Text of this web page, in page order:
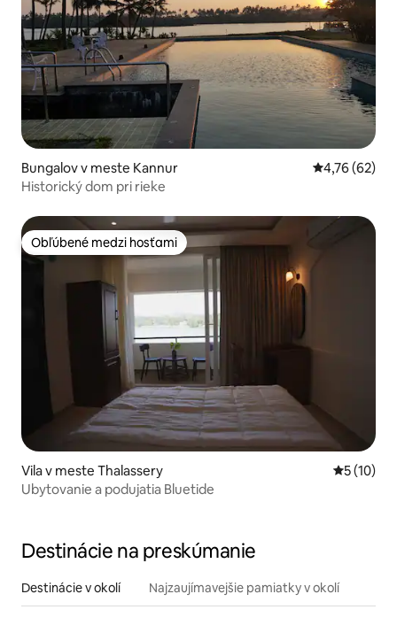
Bungalov v meste Kannur Priemerné
4,76 (62)
Historický dom pri rieke
Obľúbené medzi hosťami
Obľúbené medzi hosťami
Vila v meste Thalassery
5 (10)
Ubytovanie a podujatia Bluetide
Destinácie na preskúmanie
Destinácie v okolí Najzaujímavejšie pamiatky v okolí